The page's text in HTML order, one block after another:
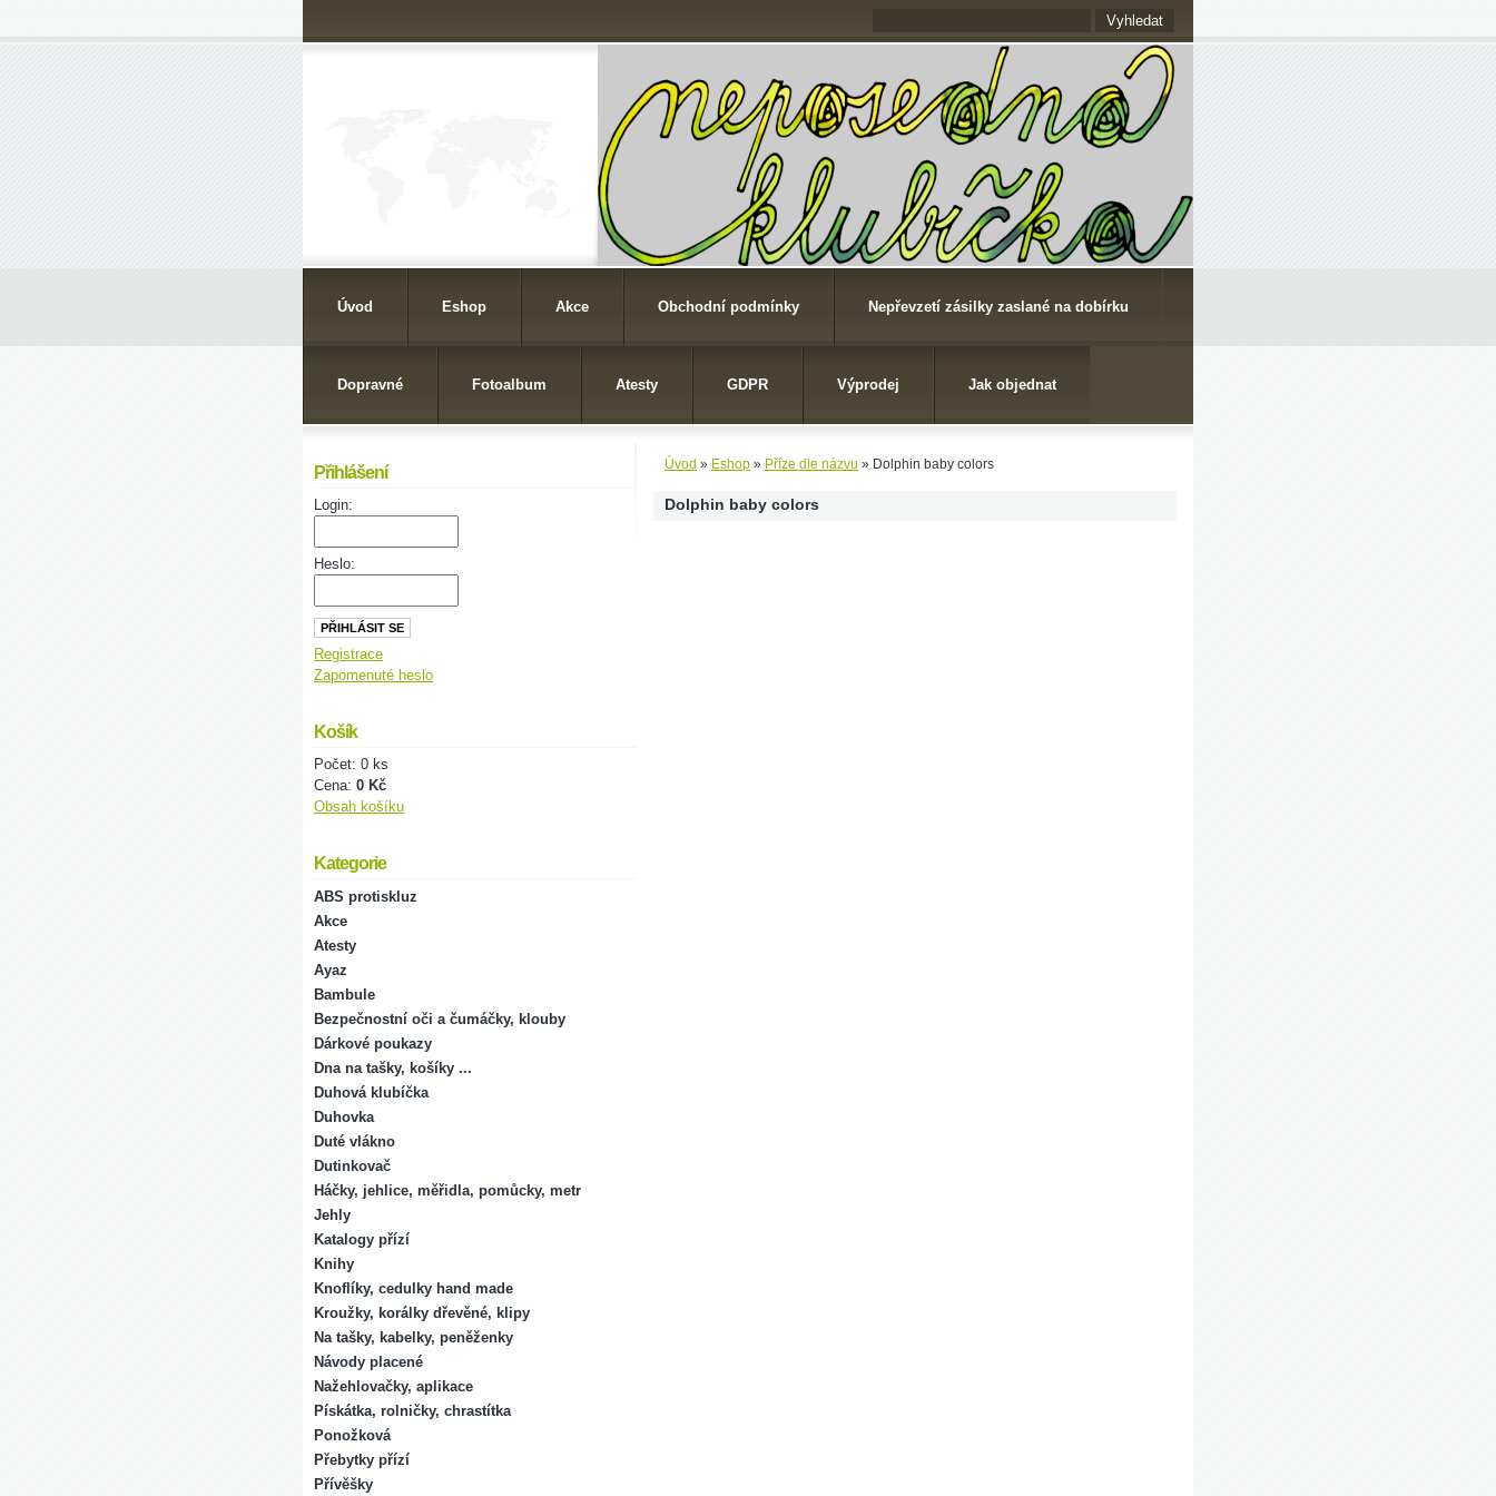
Úvod Eshop Akce Obchodní podmínky Nepřevzetí zásilky zaslané na dobírku
Dopravné Fotoalbum Atesty GDPR Výprodej Jak objednat
Úvod » Eshop » Příze dle názvu » Dolphin baby colors
Dolphin baby colors
Přihlášení
Login:
Heslo:
Registrace
Zapomenuté heslo
Košík
Počet: 0 ks
Cena: 0 Kč
Obsah košíku
Kategorie
ABS protiskluz
Akce
Atesty
Ayaz
Bambule
Bezpečnostní oči a čumáčky, klouby
Dárkové poukazy
Dna na tašky, košíky ...
Duhová klubíčka
Duhovka
Duté vlákno
Dutinkovač
Háčky, jehlice, měřidla, pomůcky, metr
Jehly
Katalogy přízí
Knihy
Knoflíky, cedulky hand made
Kroužky, korálky dřevěné, klipy
Na tašky, kabelky, peněženky
Návody placené
Nažehlovačky, aplikace
Pískátka, rolničky, chrastítka
Ponožková
Přebytky přízí
Přívěšky